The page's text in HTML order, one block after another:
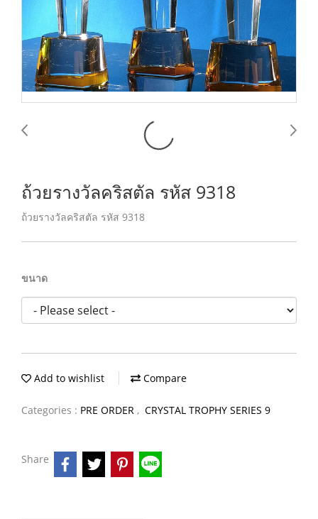
ถ้วยรางวัลคริสตัล รหัส 9318
ถ้วยรางวัลคริสตัล รหัส 9318
ขนาด
Add to wishlist Compare
Categories : PRE ORDER , CRYSTAL TROPHY SERIES 9
Share